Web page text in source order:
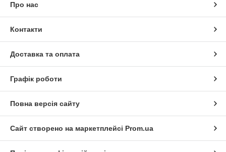
КОМАНДА ПРОФЕССИОНАЛОВ С
БОЛЬШИМ ОПЫТОМ В СФЕРЕ
ОСВЕЩЕНИЯ
1.
Изделия для интерьерного и
Про нас
Контакти
Доставка та оплата
Графік роботи
Повна версія сайту
Сайт створено на маркетплейсі Prom.ua